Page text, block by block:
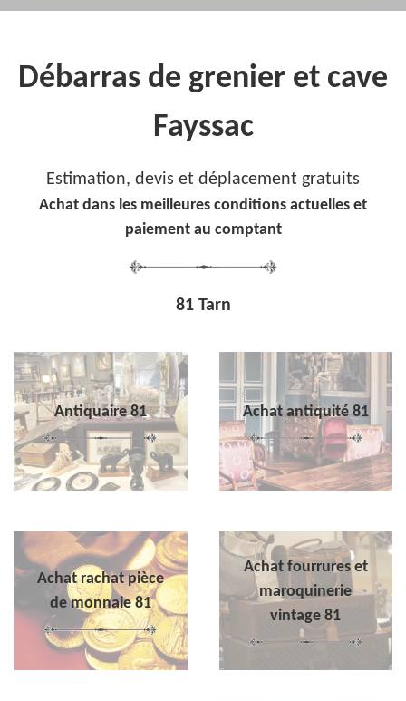
Débarras de grenier et cave
Fayssac
Estimation, devis et déplacement gratuits
Achat dans les meilleures conditions actuelles et
paiement au comptant
81 Tarn
Antiquaire 81 Achat antiquité 81
Achat rachat pièce
de monnaie 81
Achat fourrures et
maroquinerie
vintage 81